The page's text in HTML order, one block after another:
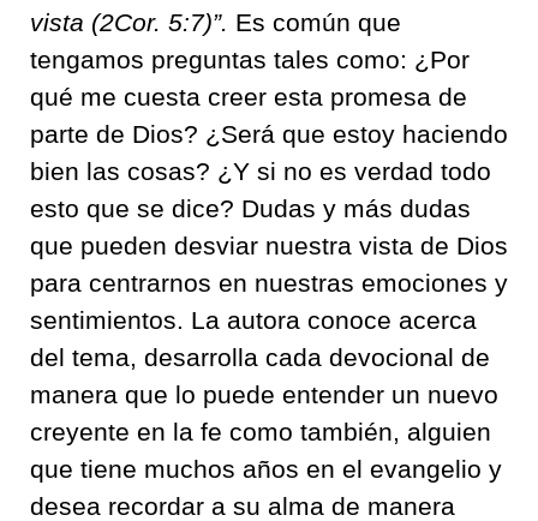
vista (2Cor. 5:7)”. Es común que
tengamos preguntas tales como: ¿Por
qué me cuesta creer esta promesa de
parte de Dios? ¿Será que estoy haciendo
bien las cosas? ¿Y si no es verdad todo
esto que se dice? Dudas y más dudas
que pueden desviar nuestra vista de Dios
para centrarnos en nuestras emociones y
sentimientos. La autora conoce acerca
del tema, desarrolla cada devocional de
manera que lo puede entender un nuevo
creyente en la fe como también, alguien
que tiene muchos años en el evangelio y
desea recordar a su alma de manera